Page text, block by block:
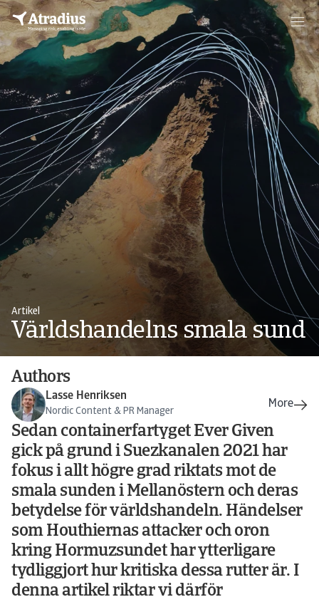
Artikel
Världshandelns smala sund
Authors
Lasse Henriksen
Nordic Content & PR Manager
Sedan containerfartyget Ever Given
gick på grund i Suezkanalen 2021 har
fokus i allt högre grad riktats mot de
smala sunden i Mellanöstern och deras
betydelse för världshandeln. Händelser
som Houthiernas attacker och oron
kring Hormuzsundet har ytterligare
tydliggjort hur kritiska dessa rutter är. I
denna artikel riktar vi därför